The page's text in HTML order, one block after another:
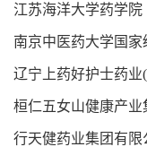
江苏海洋大学药学院
南京中医药大学国
辽宁上药好护士药业
桓仁五女山健康产业
行天健药业集团有限